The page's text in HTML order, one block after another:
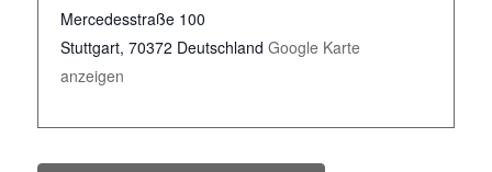
Mercedesstraße 100
Stuttgart, 70372 Deutschland Google Karte
anzeigen